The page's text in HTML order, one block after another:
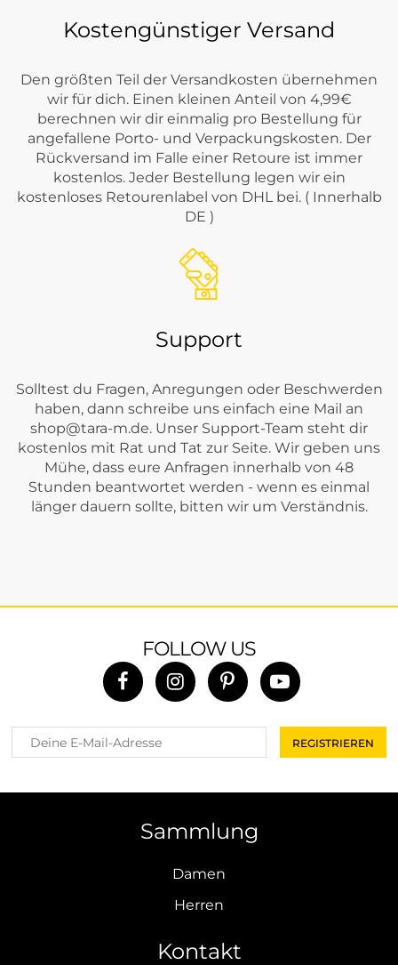
Kostengünstiger Versand
Den größten Teil der Versandkosten übernehmen
wir für dich. Einen kleinen Anteil von 4,99€
berechnen wir dir einmalig pro Bestellung für
angefallene Porto- und Verpackungskosten. Der
Rückversand im Falle einer Retoure ist immer
kostenlos. Jeder Bestellung legen wir ein
kostenloses Retourenlabel von DHL bei. ( Innerhalb
DE )
Support
Solltest du Fragen, Anregungen oder Beschwerden
haben, dann schreibe uns einfach eine Mail an
shop@tara-m.de. Unser Support-Team steht dir
kostenlos mit Rat und Tat zur Seite. Wir geben uns
Mühe, dass eure Anfragen innerhalb von 48
Stunden beantwortet werden - wenn es einmal
länger dauern sollte, bitten wir um Verständnis.
FOLLOW US
Sammlung
Damen
Herren
Kontakt